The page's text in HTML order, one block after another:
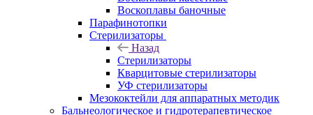
Воскоплавы баночные
Парафинотопки
Стерилизаторы
Назад
Стерилизаторы
Кварцитовые стерилизаторы
УФ стерилизаторы
Мезококтейли для аппаратных методик
Бальнеологическое и гидротерапевтическое